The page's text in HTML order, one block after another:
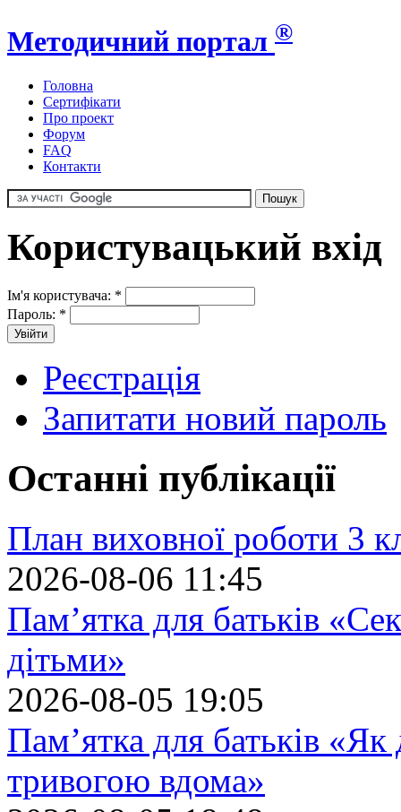
Методичний портал ®
Головна
Сертифікати
Про проект
Форум
FAQ
Контакти
Користувацький вхід
Ім'я користувача: *
Пароль: *
Реєстрація
Запитати новий пароль
Останні публікації
План виховної роботи 3
2026-08-06 11:45
Пам’ятка для батьків
дітьми»
2026-08-05 19:05
Пам’ятка для батьків
тривогою вдома»